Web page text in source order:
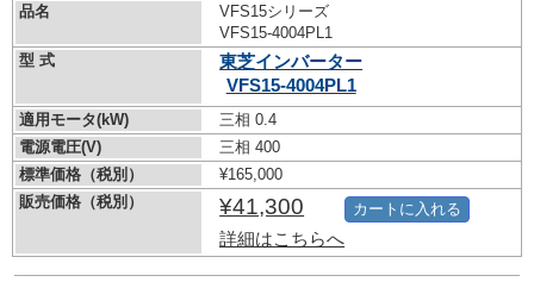
品名
VFS15シリーズ
VFS15-4004PL1
型 式
東芝インバーター
VFS15-4004PL1
適用モータ(kW)
三相 0.4
電源電圧(V)
三相 400
標準価格（税別）
¥165,000
販売価格（税別）
¥41,300
詳細はこちらへ
カートに入れる